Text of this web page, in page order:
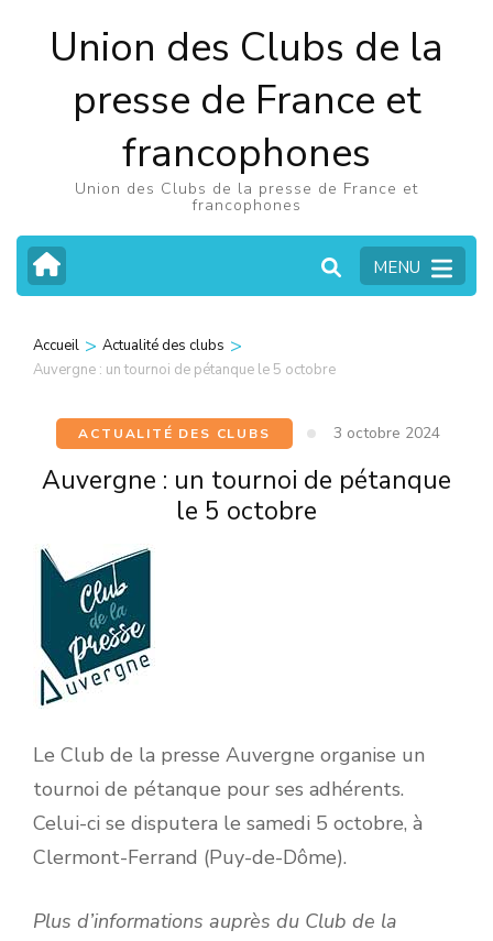
Union des Clubs de la
presse de France et
francophones
Union des Clubs de la presse de France et
francophones
MENU
Accueil > Actualité des clubs >
Auvergne : un tournoi de pétanque le 5 octobre
ACTUALITÉ DES CLUBS 3 octobre 2024
Auvergne : un tournoi de pétanque
le 5 octobre
Le Club de la presse Auvergne organise un
tournoi de pétanque pour ses adhérents.
Celui-ci se disputera le samedi 5 octobre, à
Clermont-Ferrand (Puy-de-Dôme).
Plus d’informations auprès du Club de la